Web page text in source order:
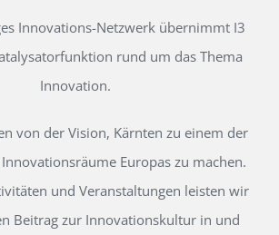
Innovations-Netzwerk übernimmt I3
rund um das Thema
Innovation.
von der Vision, Kärnten zu einem der
Europas zu machen.
und Veranstaltungen leisten wir
Beitrag zur Innovationskultur in und